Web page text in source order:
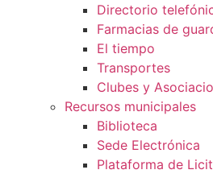
Directorio
Farmacias de
El tiempo
Transportes
Clubes y
Recursos municipales
Biblioteca
Sede Electrónica
Plataforma de